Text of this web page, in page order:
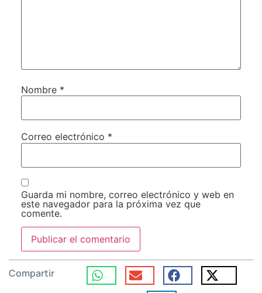
Nombre *
Correo electrónico *
Guarda mi nombre, correo electrónico y web en
este navegador para la próxima vez que
comente.
Compartir